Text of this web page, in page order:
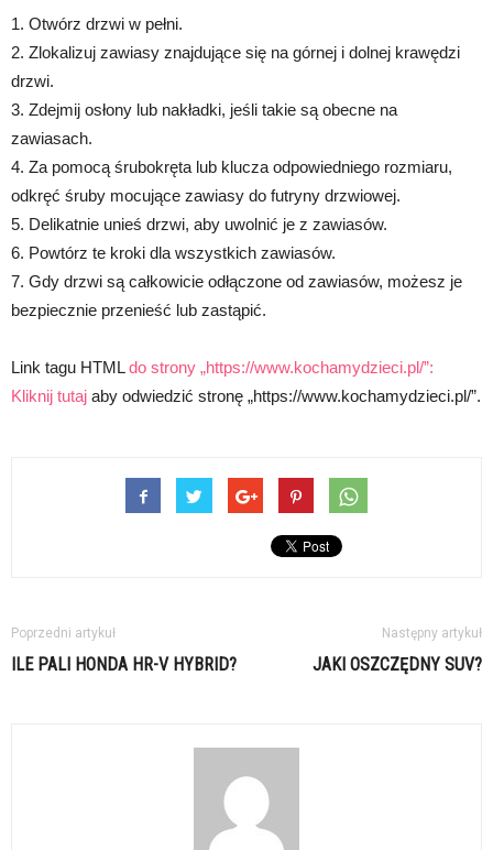
1. Otwórz drzwi w pełni.
2. Zlokalizuj zawiasy znajdujące się na górnej i dolnej krawędzi
drzwi.
3. Zdejmij osłony lub nakładki, jeśli takie są obecne na
zawiasach.
4. Za pomocą śrubokręta lub klucza odpowiedniego rozmiaru,
odkręć śruby mocujące zawiasy do futryny drzwiowej.
5. Delikatnie unieś drzwi, aby uwolnić je z zawiasów.
6. Powtórz te kroki dla wszystkich zawiasów.
7. Gdy drzwi są całkowicie odłączone od zawiasów, możesz je
bezpiecznie przenieść lub zastąpić.
Link tagu HTMLdo strony „https://www.kochamydzieci.pl/”:
Kliknij tutaj aby odwiedzić stronę „https://www.kochamydzieci.pl/”.
Poprzedni artykuł
ILE PALI HONDA HR-V HYBRID?
Następny artykuł
JAKI OSZCZĘDNY SUV?